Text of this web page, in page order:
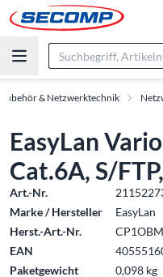
& Netzwerktechnik
EasyLan
Cat.6A, S/
Art.-Nr.
Marke / Hersteller
EasyLan
Herst.-Art.-Nr.
EAN
Paketgewicht
0,098 kg